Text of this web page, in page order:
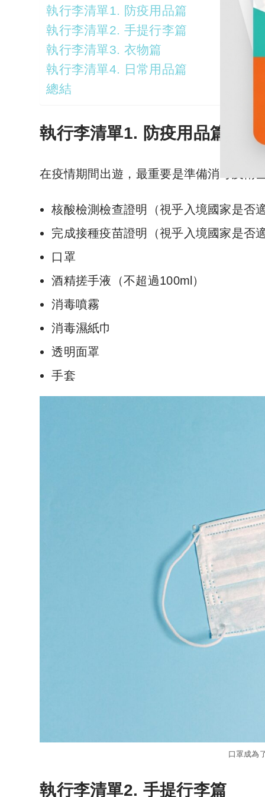
執行李清單1. 防疫用品篇
執行李清單2. 手提行李篇
執行李清單3. 衣物篇
執行李清單4. 日常用品篇
總結
執行李清單1. 防疫用品篇
在疫情期間出遊，最重要是準備消毒及衛
核酸檢測檢查證明（視乎入境國家是否
完成接種疫苗證明（視乎入境國家是否
口罩
酒精搓手液（不超過100ml）
消毒噴霧
消毒濕紙巾
透明面罩
手套
口罩成為
執行李清單2. 手提行李篇